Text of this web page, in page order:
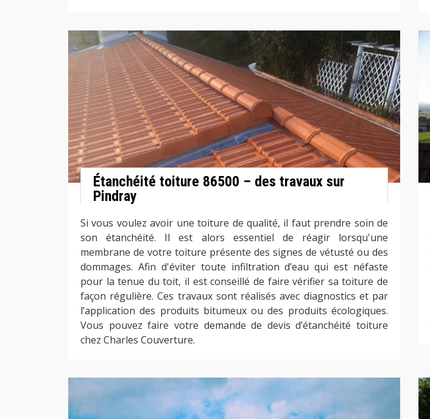
Étanchéité toiture 86500 – des travaux sur
Pindray
Si vous voulez avoir une toiture de qualité, il faut prendre soin de
son étanchéité. Il est alors essentiel de réagir lorsqu'une
membrane de votre toiture présente des signes de vétusté ou des
dommages. Afin d'éviter toute infiltration d’eau qui est néfaste
pour la tenue du toit, il est conseillé de faire vérifier sa toiture de
façon régulière. Ces travaux sont réalisés avec diagnostics et par
l’application des produits bitumeux ou des produits écologiques.
Vous pouvez faire votre demande de devis d’étanchéité toiture
chez Charles Couverture.